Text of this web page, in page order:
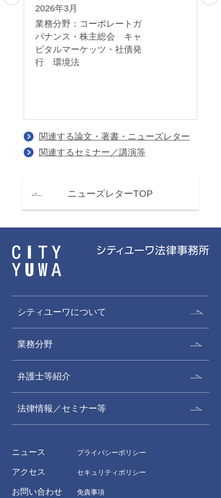
2026年3月
業務分野：コーポレートガ
バナンス・株主総会 キャ
ピタルマーケッツ・社債発
行 環境法
関連する論文・著書・ニューズレター
関連するセミナー／講演等
ニューズレターTOP
シティユーワについて
業務分野
弁護士等紹介
法律情報／セミナー等
ニュース
アクセス
お問い合わせ
プライバシーポリシー
セキュリティポリシー
免責事項